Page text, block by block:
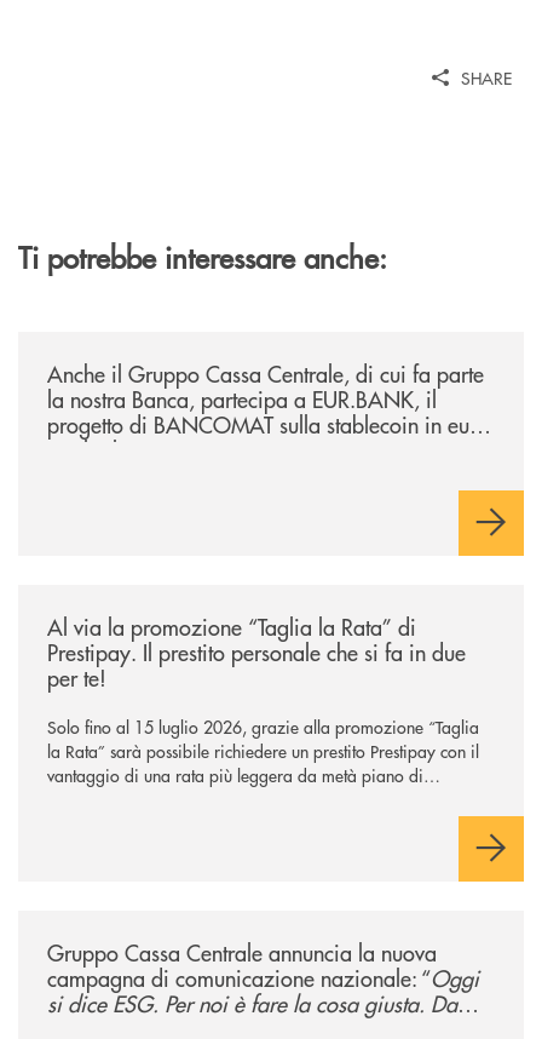
SHARE
Ti potrebbe interessare anche:
Anche il Gruppo Cassa Centrale, di cui fa parte
la nostra Banca, partecipa a EUR.BANK, il
progetto di BANCOMAT sulla stablecoin in euro
e sul relativo ecosistema
Al via la promozione “Taglia la Rata” di
Prestipay. Il prestito personale che si fa in due
per te!
Solo fino al 15 luglio 2026, grazie alla promozione “Taglia
la Rata” sarà possibile richiedere un prestito Prestipay con il
vantaggio di una rata più leggera da metà piano di
Gruppo Cassa Centrale annuncia la nuova
campagna di comunicazione nazionale: “Oggi
si dice ESG. Per noi è fare la cosa giusta. Da